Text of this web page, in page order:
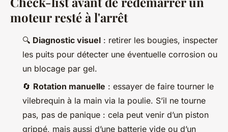
moteur resté à l'arrêt
🔍 Diagnostic visuel : retirer les bougies, inspecter
les puits pour détecter une éventuelle corrosion ou
un blocage par gel.
🔄 Rotation manuelle : essayer de faire tourner le
vilebrequin à la main via la poulie. S’il ne tourne
pas, pas de panique : cela peut venir d’un piston
grippé, mais aussi d’une batterie vide ou d’un